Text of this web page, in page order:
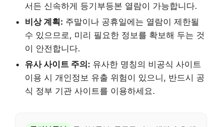
서든 신속하게 등기부등본 열람이 가능합니다.
비상 계획: 주말이나 공휴일에는 열람이 제한될
수 있으므로, 미리 필요한 정보를 확보해 두는 것
이 안전합니다.
유사 사이트 주의: 유사한 명칭의 비공식 사이트
이용 시 개인정보 유출 위험이 있으니, 반드시 공
식 정부 기관 사이트를 이용하세요.